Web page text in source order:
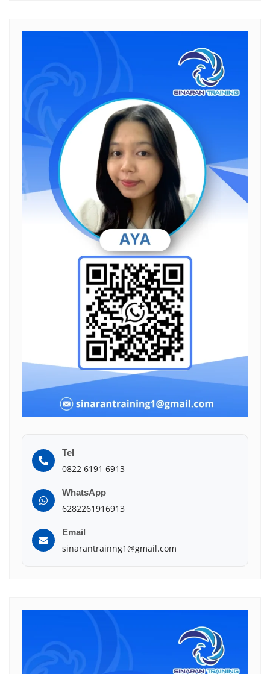
Tel
0822 6191 6913
WhatsApp
6282261916913
Email
sinarantrainng1@gmail.com